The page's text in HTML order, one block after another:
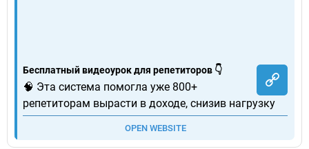
Бесплатный видеоурок для репетиторов 👇
🧠 Эта система помогла уже 800+
репетиторам вырасти в доходе, снизив нагрузку
OPEN WEBSITE